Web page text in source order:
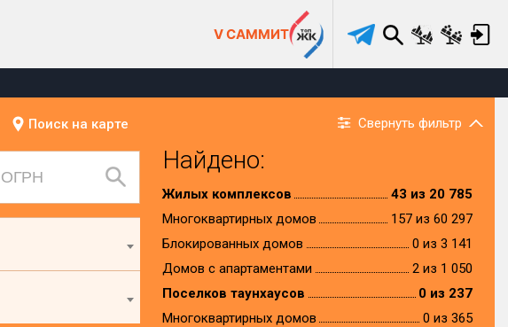
V САММИТ
Поиск на карте Свернуть фильтр
Найдено:
Жилых комплексов
43 из 20 785
Многоквартирных домов
157 из 60 297
Блокированных домов
0 из 3 141
Домов с апартаментами
2 из 1 050
Поселков таунхаусов
0 из 237
Многоквартирных домов
0 из 365